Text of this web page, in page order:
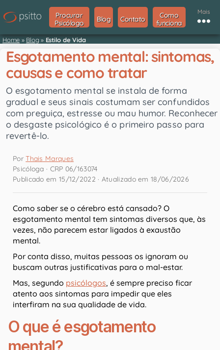
Procurar
Psicólogo
Blog Contato
Como
funciona
Mais
Home » Blog» Estilo de Vida
Esgotamento mental: sintomas,
causas e como tratar
O esgotamento mental se instala de forma
gradual e seus sinais costumam ser confundidos
com preguiça, estresse ou mau humor. Reconhecer
o desgaste psicológico é o primeiro passo para
revertê-lo.
PorThais Marques
Psicóloga · CRP 06/163074
Publicado em 15/12/2022 · Atualizado em 18/06/2026
Como saber se o cérebro está cansado? O
esgotamento mental tem sintomas diversos que, às
vezes, não parecem estar ligados à exaustão
mental.
Por conta disso, muitas pessoas os ignoram ou
buscam outras justificativas para o mal-estar.
Mas, segundo psicólogos, é sempre preciso ficar
atento aos sintomas para impedir que eles
interfiram na sua qualidade de vida.
O que é esgotamento